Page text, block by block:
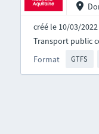
créé le 10/03/2022
Format GTFS
Transport public